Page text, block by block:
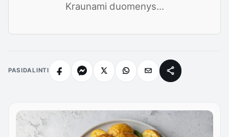
Kraunami duomenys...
PASIDALINTI